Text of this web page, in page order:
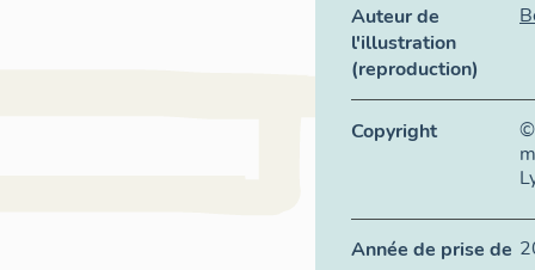
Auteur de
l'illustration
(reproduction)
Copyright
Année de prise de